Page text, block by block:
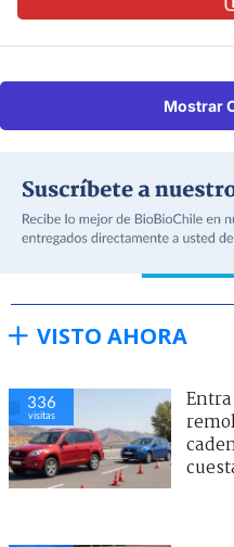
Mostrar
VISTO AHORA
336
visitas